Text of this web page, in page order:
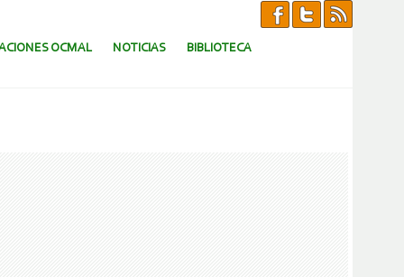
OCMAL NOTICIAS BIBLIOTECA